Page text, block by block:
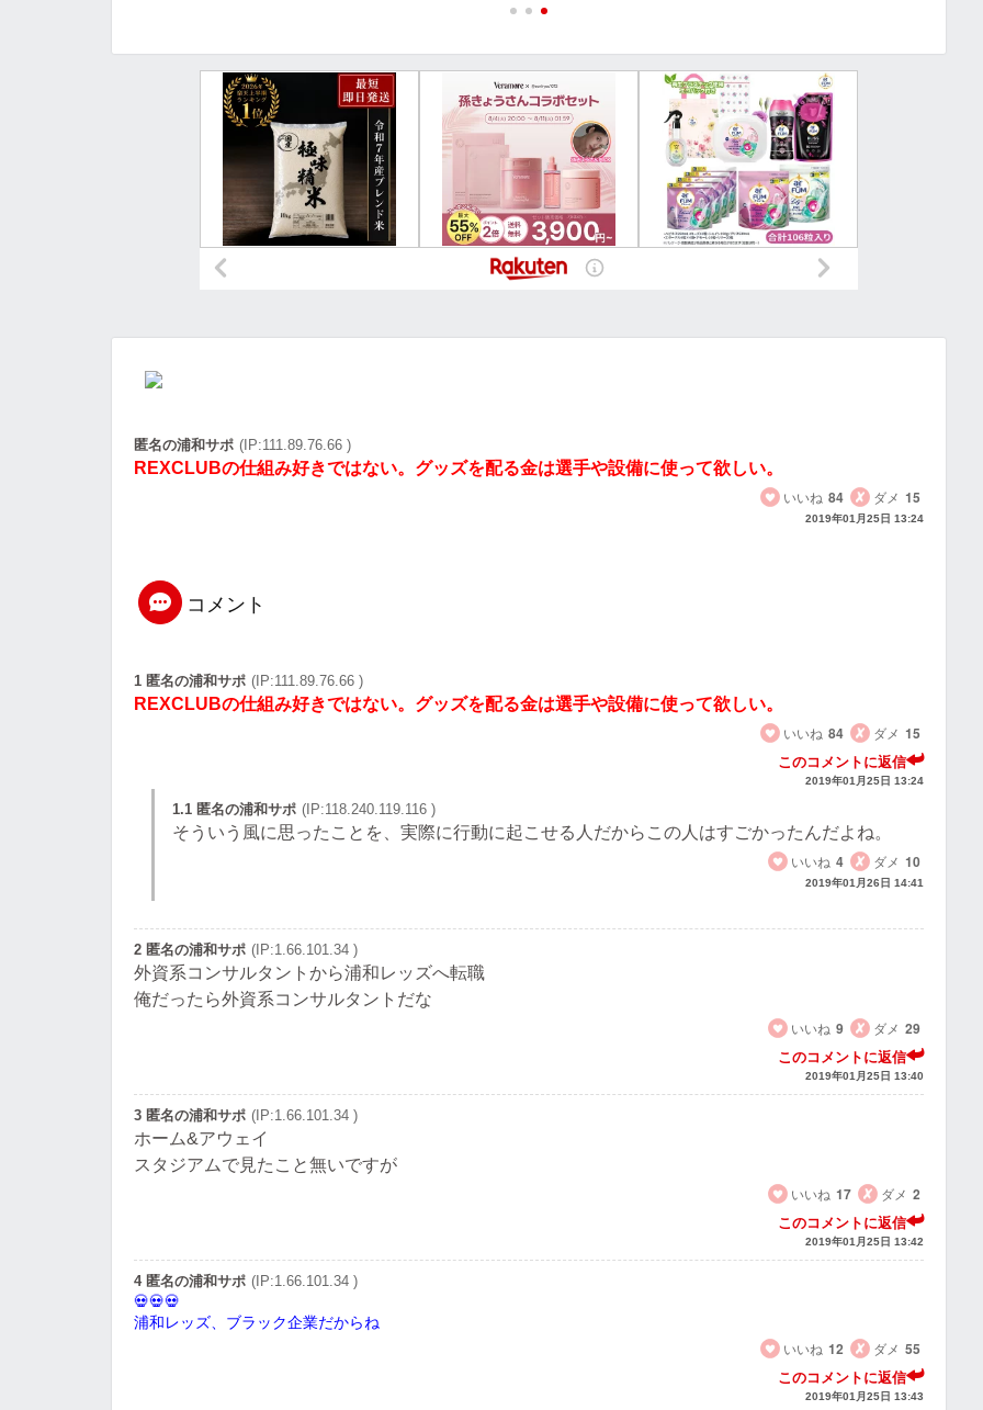
匿名の浦和サポ (IP:111.89.76.66 )
REXCLUBの仕組み好きではない。グッズを配る金は選手や設備に使って欲しい。
いいね 84 ダメ 15
2019年01月25日 13:24
コメント
1 匿名の浦和サポ (IP:111.89.76.66 )
REXCLUBの仕組み好きではない。グッズを配る金は選手や設備に使って欲しい。
いいね 84 ダメ 15
このコメントに返信
2019年01月25日 13:24
1.1 匿名の浦和サポ (IP:118.240.119.116 )
そういう風に思ったことを、実際に行動に起こせる人だからこの人はすごかったんだよね。
いいね 4 ダメ 10
2019年01月26日 14:41
2 匿名の浦和サポ (IP:1.66.101.34 )
外資系コンサルタントから浦和レッズへ転職
俺だったら外資系コンサルタントだな
いいね 9 ダメ 29
このコメントに返信
2019年01月25日 13:40
3 匿名の浦和サポ (IP:1.66.101.34 )
ホーム&アウェイ
スタジアムで見たこと無いですが
いいね 17 ダメ 2
このコメントに返信
2019年01月25日 13:42
4 匿名の浦和サポ (IP:1.66.101.34 )
浦和レッズ、ブラック企業だからね
いいね 12 ダメ 55
このコメントに返信
2019年01月25日 13:43